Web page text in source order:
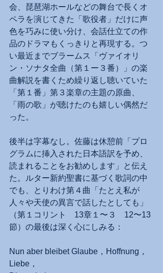
会、琵琶湖ホールなどの舞台で長くオ
ペラを演じてきた「歌役者」だけに声
色を巧みに使い分け、会話仕立ての作
品のドラマもくっきりと再現する。つ
い最近までブラームス「ヴァイオリ
ン・ソナタ全曲（第１ー３番）」の楽
曲解説を書くため繰り返し聴いていた
「第１番」第３楽章の主題の原曲、
「雨の歌」が聴けたのも嬉しい偶然だ
った。
後半は字幕なし。佐藤は休憩前「プロ
グラムに挿入された日本語訳を予め、
読まれることをお勧めします」と伝え
た。ルター新約聖書に基づく歌詞の中
でも、とりわけ第４曲「たとえ私が
人々や天使の異言で話したとしても」
（第１コリント　13章１〜３　12〜13
節）の最後は深く心にしみる：
Nun aber bleibet Glaube，Hoffnung，
Liebe，